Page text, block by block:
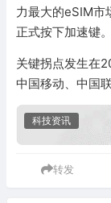
力最大的eSIM市
正式按下加速键。
关键拐点发生在
中国移动、中国
科技资讯
转发